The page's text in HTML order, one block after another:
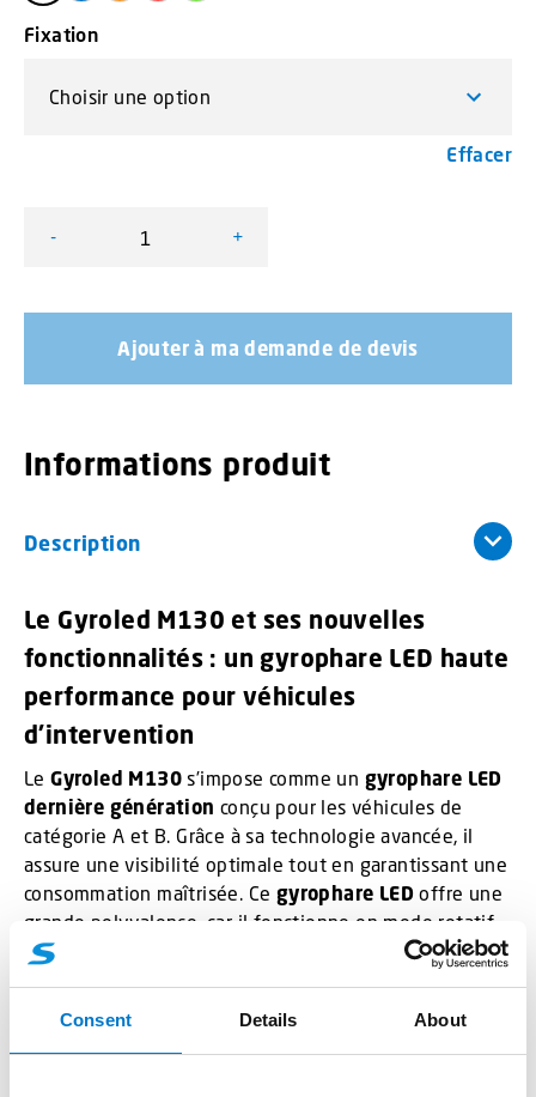
Consent Details About
Fixation
Effacer
-
quantité de Gyrophare à LED Classe 2 - Gyroled M130
+
Ajouter à ma demande de devis
Informations produit
Description
Le Gyroled M130 et ses nouvelles
fonctionnalités : un gyrophare LED haute
performance pour véhicules
d’intervention
LeGyroled M130 s’impose comme un gyrophare LED
dernière génération conçu pour les véhicules de
catégorie A et B. Grâce à sa technologie avancée, il
assure une visibilité optimale tout en garantissant une
consommation maîtrisée. Ce gyrophare LED offre une
grande polyvalence, car il fonctionne en mode rotatif
ou en mode clignotant, avec simple, double ou triple
360 degrés, ce qui améliore considérablement la